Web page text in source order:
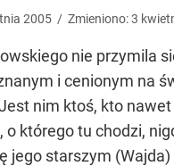
2005 / Zmieniono:3
nie przymila
i cenionym na
nim ktoś, kto
o którego tu chodzi,
jego starszym